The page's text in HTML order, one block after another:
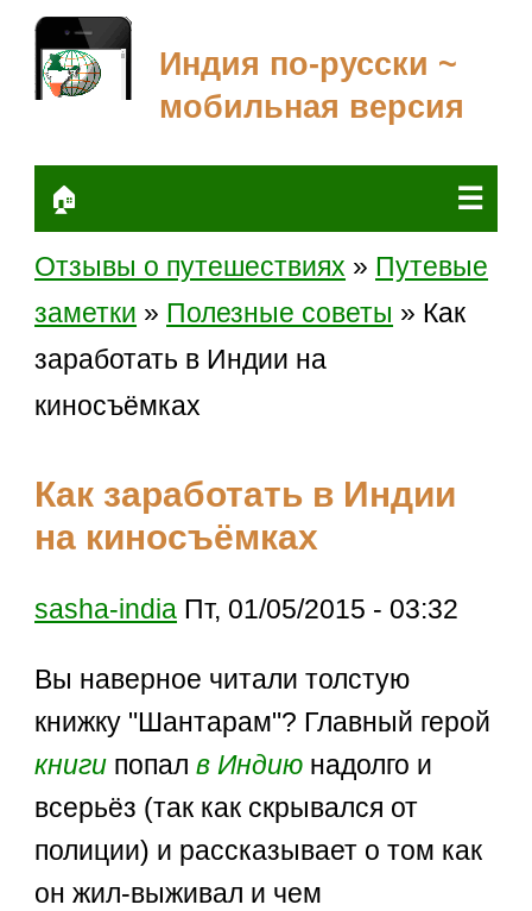
Индия по-русски ~
мобильная версия
🏠 ☰
Отзывы о путешествиях » Путевые
заметки » Полезные советы » Как
заработать в Индии на
киносъёмках
Как заработать в Индии
на киносъёмках
sasha-india Пт, 01/05/2015 - 03:32
Вы наверное читали толстую
книжку "Шантарам"? Главный герой
книги попалв Индию надолго и
всерьёз (так как скрывался от
полиции) и рассказывает о том как
он жил-выживал и чем